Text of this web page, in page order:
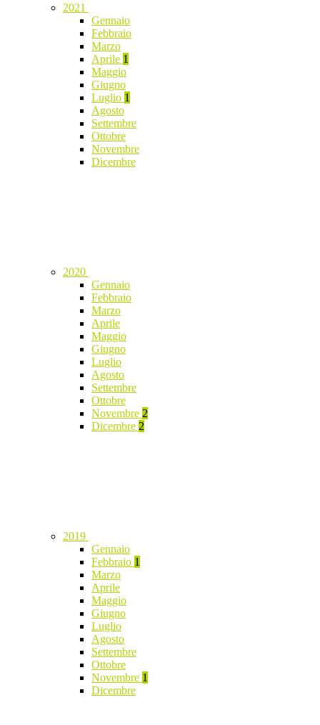
2021
Gennaio
Febbraio
Marzo
Aprile 1
Maggio
Giugno
Luglio 1
Agosto
Settembre
Ottobre
Novembre
Dicembre
2020
Gennaio
Febbraio
Marzo
Aprile
Maggio
Giugno
Luglio
Agosto
Settembre
Ottobre
Novembre 2
Dicembre 2
2019
Gennaio
Febbraio 1
Marzo
Aprile
Maggio
Giugno
Luglio
Agosto
Settembre
Ottobre
Novembre 1
Dicembre